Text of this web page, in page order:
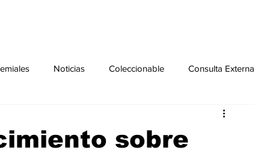
Noticias Coleccionable Consulta Externa
Publicaciones
sobre